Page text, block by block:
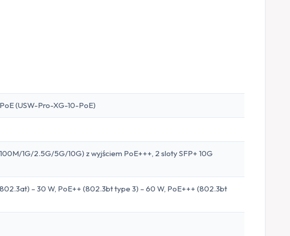
(USW-Pro-XG-10-PoE)
1G/2.5G/5G/10G) z wyjściem PoE+++, 2 sloty SFP+ 10G
– 30 W, PoE++ (802.3bt type 3) – 60 W, PoE+++ (802.3bt